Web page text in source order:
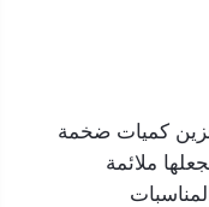
كميات ضخمة
ملائمة